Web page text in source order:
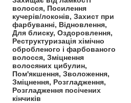
волосся, Посилення
кучерів/локонів, Захист при
фарбуванні, Відновлення,
Для блиску, Оздоровлення,
Реструктуризація хімічно
обробленого і фарбованого
волосся, Зміцнення
волосяних цибулин,
Пом'якшення, Зволоження,
Зміцнення, Розгладження,
Розгладження посічених
кінчиків